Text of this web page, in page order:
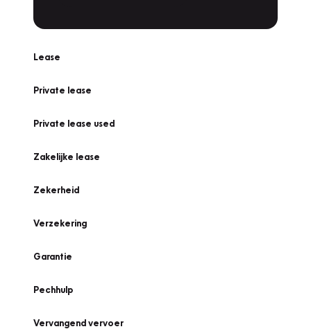
Lease
Private lease
Private lease used
Zakelijke lease
Zekerheid
Verzekering
Garantie
Pechhulp
Vervangend vervoer